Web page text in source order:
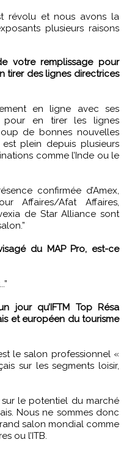
révolu et nous avons la
plusieurs raisons
tirer des lignes directrices
en ligne avec ses
en tirer les lignes
de bonnes nouvelles
plein depuis plusieurs
comme l’Inde ou le
confirmée d’Amex,
Affaires/Afat Affaires,
de Star Alliance sont
du MAP Pro, est-ce
jour qu’IFTM Top Résa
et européen du tourisme
le salon professionnel «
sur les segments loisir,
le potentiel du marché
Nous ne sommes donc
salon mondial comme
ou l’ITB.